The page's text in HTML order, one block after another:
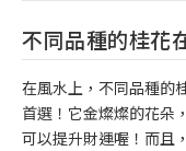
不同品種的桂花
在風水上，不同品種的
首選！它金燦燦的花朵
可以提升財運喔！而且